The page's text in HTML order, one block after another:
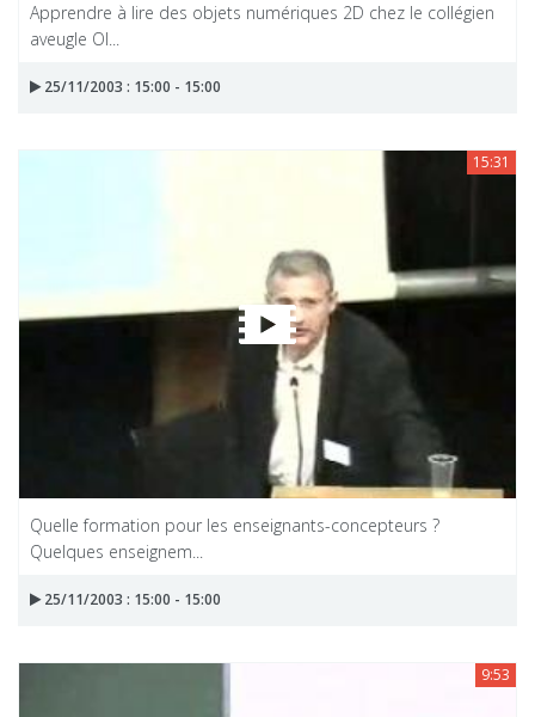
Apprendre à lire des objets numériques 2D chez le collégien
aveugle Ol...
25/11/2003 : 15:00 - 15:00
15:31
Quelle formation pour les enseignants-concepteurs ?
Quelques enseignem...
25/11/2003 : 15:00 - 15:00
9:53